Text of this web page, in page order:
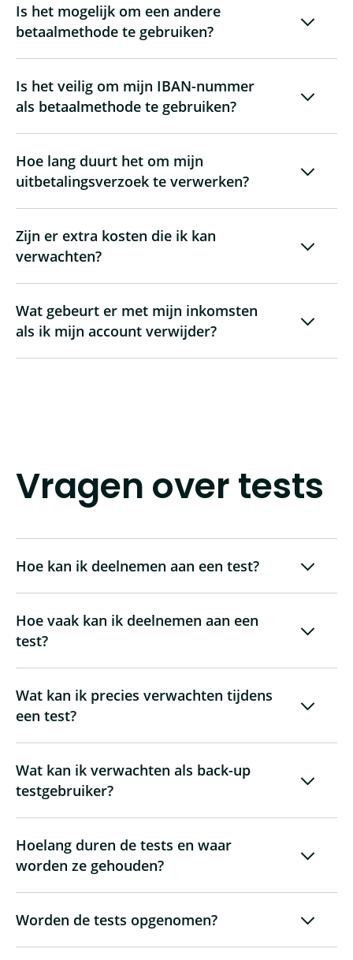
Is het mogelijk om een andere
betaalmethode te gebruiken?
Is het veilig om mijn IBAN-nummer
als betaalmethode te gebruiken?
Hoe lang duurt het om mijn
uitbetalingsverzoek te verwerken?
Zijn er extra kosten die ik kan
verwachten?
Wat gebeurt er met mijn inkomsten
als ik mijn account verwijder?
Vragen over tests
Hoe kan ik deelnemen aan een test?
Hoe vaak kan ik deelnemen aan een
test?
Wat kan ik precies verwachten tijdens
een test?
Wat kan ik verwachten als back-up
testgebruiker?
Hoelang duren de tests en waar
worden ze gehouden?
Worden de tests opgenomen?